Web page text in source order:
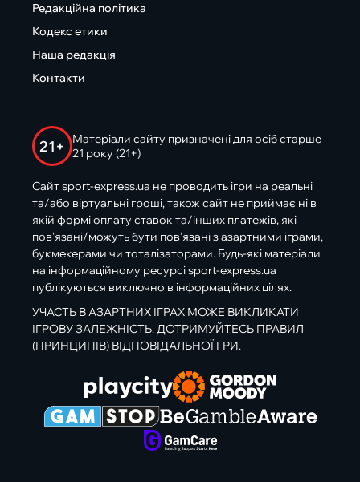
Редакційна політика
Кодекс етики
Наша редакція
Контакти
21+
Матеріали сайту призначені для осіб старше
21 року (21+)
Сайт sport-express.ua не проводить ігри на реальні
та/або віртуальні гроші, також сайт не приймає ні в
якій формі оплату ставок та/інших платежів, які
пов’язані/можуть бути пов’язані з азартними іграми,
букмекерами чи тоталізаторами. Будь-які матеріали
на інформаційному ресурсі sport-express.ua
публікуються виключно в інформаційних цілях.
УЧАСТЬ В АЗАРТНИХ ІГРАХ МОЖЕ ВИКЛИКАТИ
ІГРОВУ ЗАЛЕЖНІСТЬ. ДОТРИМУЙТЕСЬ ПРАВИЛ
(ПРИНЦИПІВ) ВІДПОВІДАЛЬНОЇ ГРИ.